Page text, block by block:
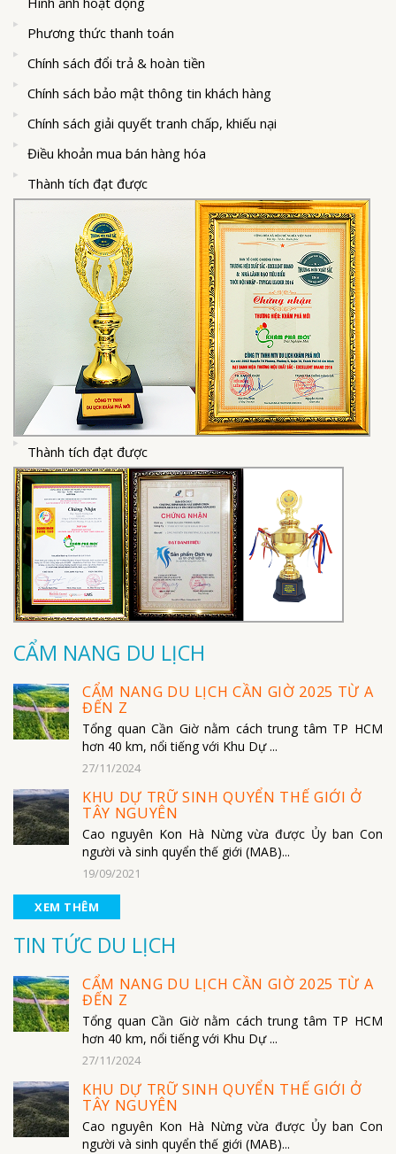
Phương thức thanh toán
Chính sách đổi trả & hoàn tiền
Chính sách bảo mật thông tin khách hàng
Chính sách giải quyết tranh chấp, khiếu nại
Điều khoản mua bán hàng hóa
Thành tích đạt được
Thành tích đạt được
CẨM NANG DU LỊCH
CẨM NANG DU LỊCH CẦN GIỜ 2025 TỪ A
ĐẾN Z
Tổng quan Cần Giờ nằm cách trung tâm TP HCM
hơn 40 km, nổi tiếng với Khu Dự ...
27/11/2024
KHU DỰ TRỮ SINH QUYỂN THẾ GIỚI Ở
TÂY NGUYÊN
Cao nguyên Kon Hà Nừng vừa được Ủy ban Con
người và sinh quyển thế giới (MAB)...
19/09/2021
XEM THÊM
TIN TỨC DU LỊCH
CẨM NANG DU LỊCH CẦN GIỜ 2025 TỪ A
ĐẾN Z
Tổng quan Cần Giờ nằm cách trung tâm TP HCM
hơn 40 km, nổi tiếng với Khu Dự ...
27/11/2024
KHU DỰ TRỮ SINH QUYỂN THẾ GIỚI Ở
TÂY NGUYÊN
Cao nguyên Kon Hà Nừng vừa được Ủy ban Con
người và sinh quyển thế giới (MAB)...